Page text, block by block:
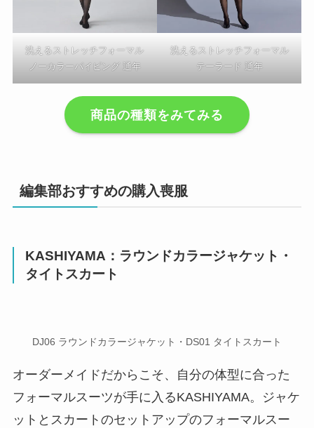
洗えるストレッチフォーマル
ノーカラーパイピング 通年
洗えるストレッチフォーマル
テーラード 通年
商品の種類をみてみる
編集部おすすめの購入喪服
KASHIYAMA：ラウンドカラージャケット・
タイトスカート
DJ06 ラウンドカラージャケット・DS01 タイトスカート
オーダーメイドだからこそ、自分の体型に合った
フォーマルスーツが手に入るKASHIYAMA。ジャケ
ットとスカートのセットアップのフォーマルスー